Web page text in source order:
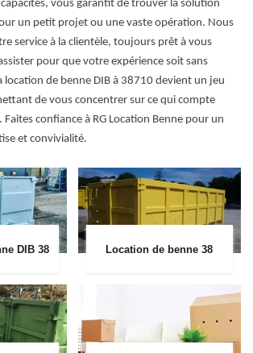
vous garantit de trouver la solution
un petit projet ou une vaste opération. Nous
service à la clientèle, toujours prêt à vous
pour que votre expérience soit sans
location de benne DIB à 38710 devient un jeu
de vous concentrer sur ce qui compte
confiance à RG Location Benne pour un
et convivialité.
DIB 38 Location de benne 38